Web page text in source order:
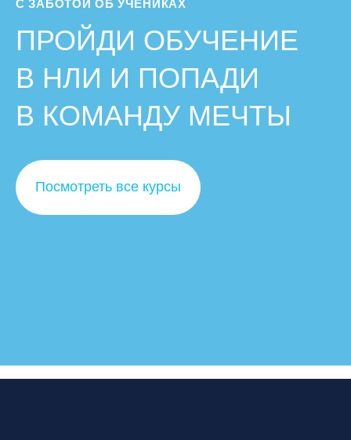
С ЗАБОТОЙ ОБ УЧЕНИКАХ
ПРОЙДИ ОБУЧЕНИЕ
В НЛИ И ПОПАДИ
В КОМАНДУ МЕЧТЫ
Посмотреть все курсы